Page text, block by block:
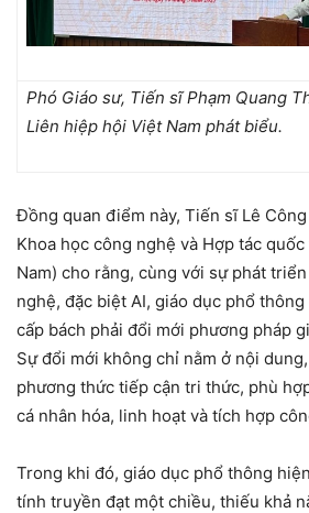
Phó Giáo sư, Tiến sĩ Phạm Quang
Liên hiệp hội Việt Nam phát biểu.
Đồng quan điểm này, Tiến sĩ Lê
Khoa học công nghệ và Hợp tác
Nam) cho rằng, cùng với sự phát
nghệ, đặc biệt AI, giáo dục phổ
cấp bách phải đổi mới phương pháp
Sự đổi mới không chỉ nằm ở nội
phương thức tiếp cận tri thức, phù
cá nhân hóa, linh hoạt và tích hợp
Trong khi đó, giáo dục phổ thông
tính truyền đạt một chiều, thiếu khả